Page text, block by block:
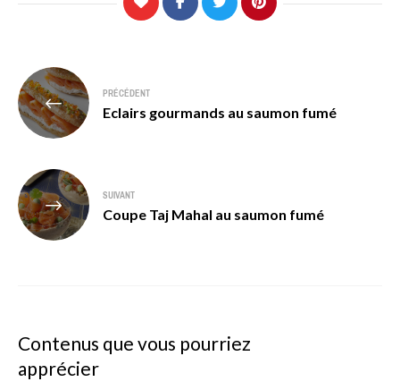
Navigation
de
l’article
PRÉCÉDENT
Eclairs gourmands au saumon fumé
SUIVANT
Coupe Taj Mahal au saumon fumé
Contenus que vous pourriez
apprécier